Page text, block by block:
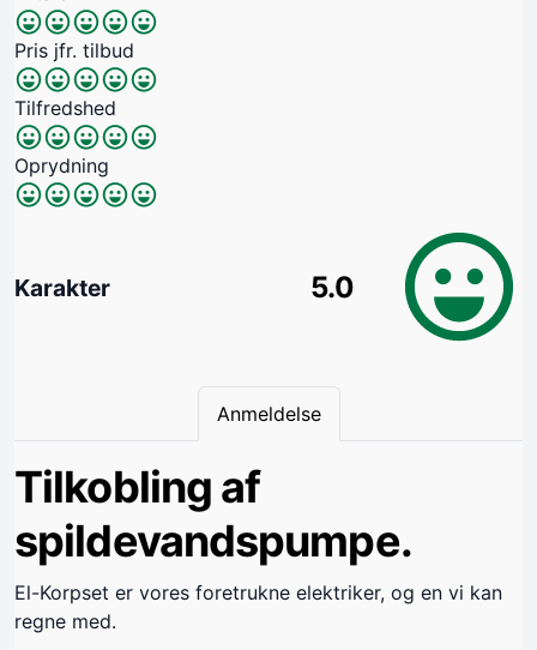
Pris jfr. tilbud
Tilfredshed
Oprydning
Karakter 5.0
Anmeldelse
Tilkobling af
spildevandspumpe.
El-Korpset er vores foretrukne elektriker, og en vi kan
regne med.